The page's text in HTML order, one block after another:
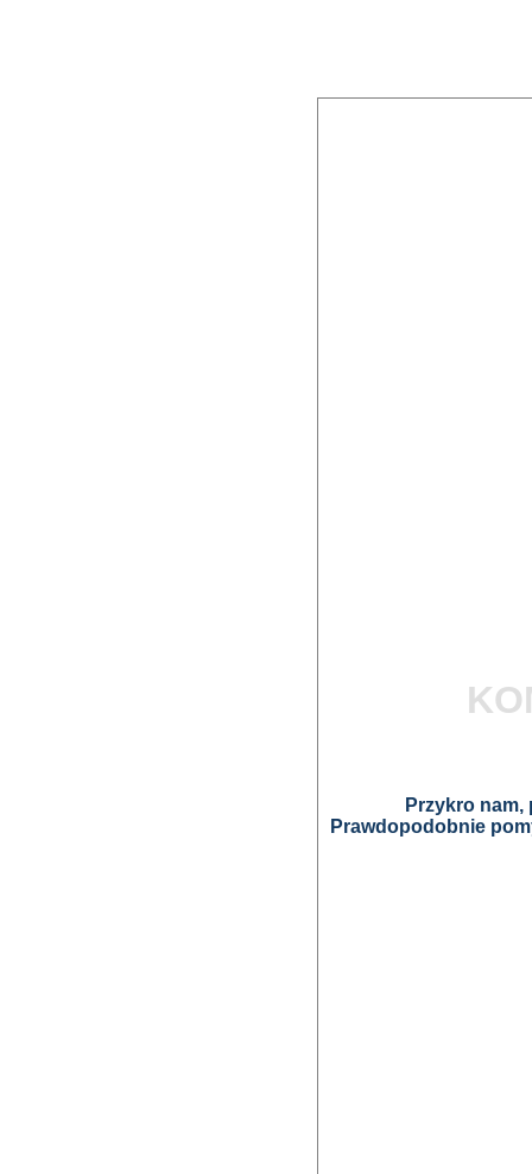
Przykro
Prawdopodobnie